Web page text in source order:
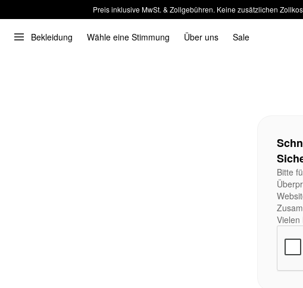
Preis inklusive MwSt. & Zollgebühren. Keine zusätzlichen
Bekleidung Wähle eine Stimmung Über uns Sale
Bitte
Vielen